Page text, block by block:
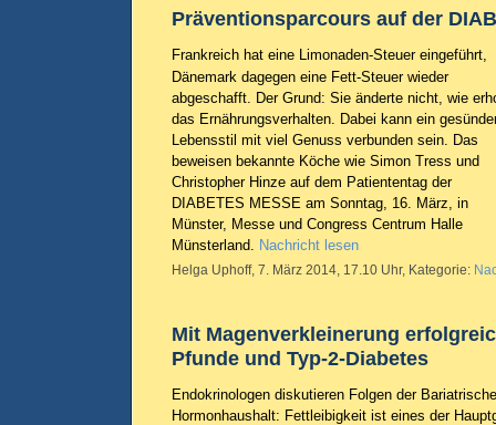
Präventionsparcours auf der
Frankreich hat eine Limonaden-Steuer eingeführt,
Dänemark dagegen eine Fett-Steuer wieder
abgeschafft. Der Grund: Sie änderte nicht, wie
das Ernährungsverhalten. Dabei kann ein
Lebensstil mit viel Genuss verbunden sein. Das
beweisen bekannte Köche wie Simon Tress und
Christopher Hinze auf dem Patiententag der
DIABETES MESSE am Sonntag, 16. März, in
Münster, Messe und Congress Centrum Halle
Münsterland. Nachricht lesen
Helga Uphoff, 7. März 2014, 17.10 Uhr, Kategorie:
Mit Magenverkleinerung
Pfunde und Typ-2-Diabetes
Endokrinologen diskutieren Folgen der
Hormonhaushalt: Fettleibigkeit ist eines der